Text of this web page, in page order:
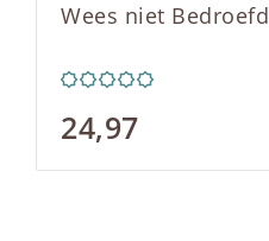
Wees niet Bedroefd
24,97